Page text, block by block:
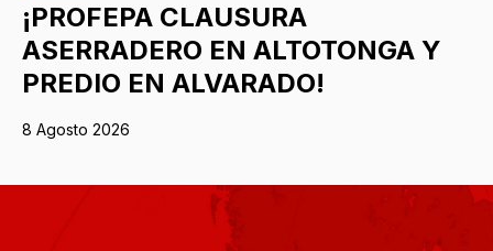
¡PROFEPA CLAUSURA
ASERRADERO EN ALTOTONGA Y
PREDIO EN ALVARADO!
8 Agosto 2026